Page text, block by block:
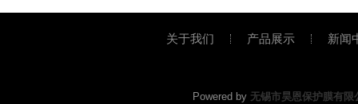
关于我们 产品展示 新闻
Powered by 无锡市昊恩保护膜有限